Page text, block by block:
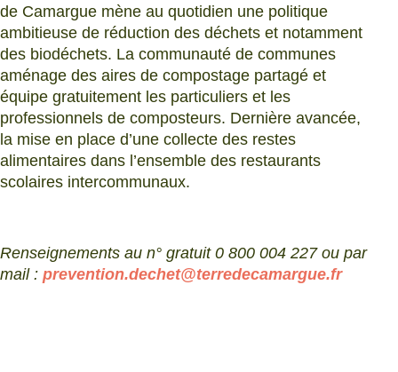
de Camargue mène au quotidien une politique
ambitieuse de réduction des déchets et notamment
des biodéchets. La communauté de communes
aménage des aires de compostage partagé et
équipe gratuitement les particuliers et les
professionnels de composteurs. Dernière avancée,
la mise en place d’une collecte des restes
alimentaires dans l’ensemble des restaurants
scolaires intercommunaux.
Renseignements au n° gratuit 0 800 004 227 ou par
mail : prevention.dechet@terredecamargue.fr